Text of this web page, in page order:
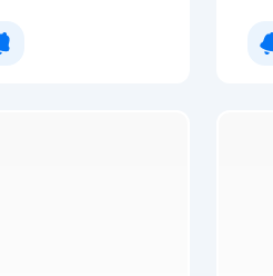
Уведомить о появлении